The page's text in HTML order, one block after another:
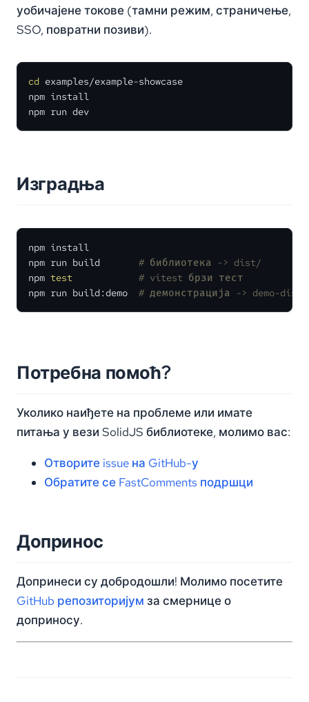
уобичајене токове (тамни режим, страничење,
SSO, повратни позиви).
cd examples/example-showcase
npm install
npm run dev
Изградња
npm install
npm run build # библиотека -> dist/
npm test
# vitest брзи тест
npm run build:demo # демонстрација -> demo-dist/
Потребна помоћ?
Уколико наиђете на проблеме или имате
питања у вези SolidJS библиотеке, молимо вас:
Отворите issue на GitHub-у
Обратите се FastComments подршци
Допринос
Допринеси су добродошли! Молимо посетите
GitHub репозиторијум за смернице о
доприносу.